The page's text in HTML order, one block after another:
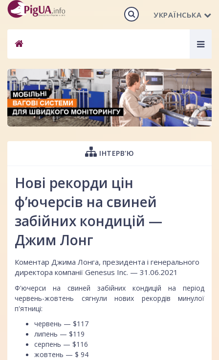
УКРАЇНСЬКА
ІНТЕРВ'Ю
Нові рекорди цін
ф’ючерсів на свиней
забійних кондицій —
Джим Лонг
Коментар Джима Лонга, президента і генерального
директора компанії Genesus Inc. — 31.06.2021
Ф'ючерси на свиней забійних кондицій на період
червень-жовтень сягнули нових рекордів минулої
п'ятниці:
червень — $117
липень — $119
серпень — $116
жовтень — $ 94